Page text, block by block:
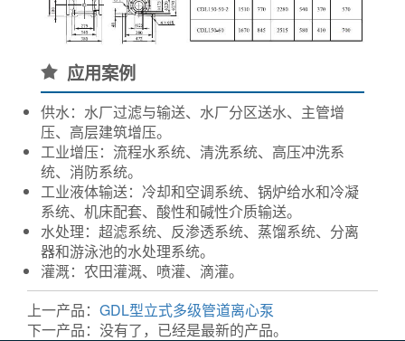
应用案例
供水：水厂过滤与输送、水厂分区送水、主管增
压、高层建筑增压。
工业增压：流程水系统、清洗系统、高压冲洗系
统、消防系统。
工业液体输送：冷却和空调系统、锅炉给水和冷凝
系统、机床配套、酸性和碱性介质输送。
水处理：超滤系统、反渗透系统、蒸馏系统、分离
器和游泳池的水处理系统。
灌溉：农田灌溉、喷灌、滴灌。
上一产品： GDL型立式多级管道离心泵
下一产品：没有了，已经是最新的产品。